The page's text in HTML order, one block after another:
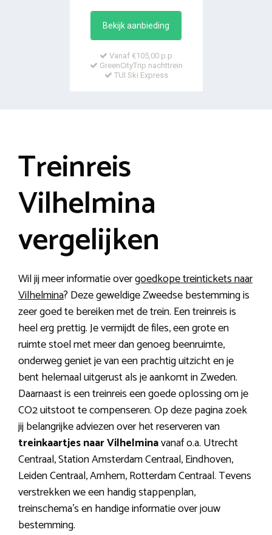
Bekijk aanbieding
Vanaf €105,00 p.p
GreenCityTrip nachttrein
TUI Ski Express
Treinreis
Vilhelmina
vergelijken
Wil jij meer informatie overgoedkope treintickets naar
Vilhelmina? Deze geweldige Zweedse bestemming is
zeer goed te bereiken met de trein. Een treinreis is
heel erg prettig. Je vermijdt de files, een grote en
ruimte stoel met meer dan genoeg beenruimte,
onderweg geniet je van een prachtig uitzicht en je
bent helemaal uitgerust als je aankomt in Zweden.
Daarnaast is een treinreis een goede oplossing om je
CO2 uitstoot te compenseren. Op deze pagina zoek
jij belangrijke adviezen over het reserveren van
treinkaartjes naar Vilhelminavanaf o.a. Utrecht
Centraal, Station Amsterdam Centraal, Eindhoven,
Leiden Centraal, Arnhem, Rotterdam Centraal. Tevens
verstrekken we een handig stappenplan,
treinschema’s en handige informatie over jouw
bestemming.